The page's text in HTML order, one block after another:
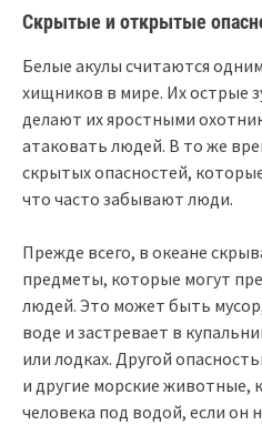
Скрытые и открытые
Белые акулы считаются
хищников в мире. Их острые
делают их яростными
атаковать людей. В то же
скрытых опасностей,
что часто забывают люди.
Прежде всего, в океане
предметы, которые могут
людей. Это может быть
воде и застревает в
или лодках. Другой
и другие морские животные,
человека под водой, если он